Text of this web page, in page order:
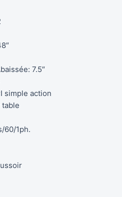
7.5″
simple action
table
60/1ph.